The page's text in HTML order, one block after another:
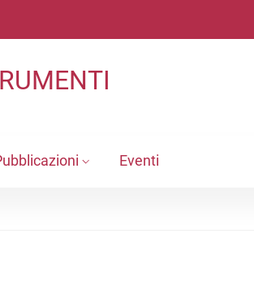
Eventi